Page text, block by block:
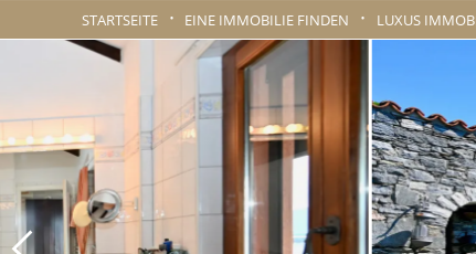
STARTSEITE EINE IMMOBILIE FINDEN LUXUS